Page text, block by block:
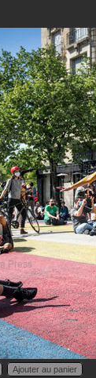
Ajouter au panier